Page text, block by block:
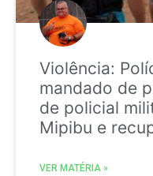
Violência:
mandado de
de policial
Mipibu e
VER MATÉRIA »